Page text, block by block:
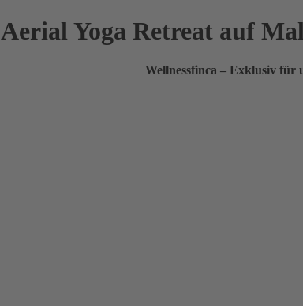
Aerial Yoga Retreat auf
Wellnessfinca – Exklusiv für